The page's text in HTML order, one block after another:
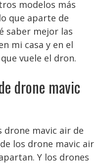
modelos más
que aparte de
saber mejor las
mi casa y en el
vuele el dron.
drone mavic
drone mavic air de
los drone mavic air
Y los drones